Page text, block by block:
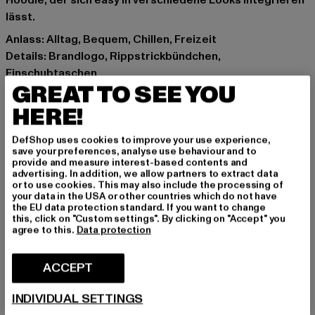
lässt.
Anlass: Alltag, Bequem, Chillen, Freizeit
Details: Brandlogo, Rippstrickbündchen,
Einschubtaschen
Schnitt: Normal
Marke: Favela
Kat.: Bekleidung
Farbe: rosa
Hersteller Farbe: pink
Materialzusammensetzung: 100% Baumwolle
Art.Nr: FAV-Q226-BPF-018-00185
Hersteller: AD Distribution GmbH |
CHRISTINENSTRASSE 19A | 40880 Rattingen | DE
GRÖSSE & PASSFORM
GREAT TO SEE YOU
HERE!
DefShop uses cookies to improve your use experience,
save your preferences, analyse use behaviour and to
provide and measure interest-based contents and
advertising. In addition, we allow partners to extract data
or to use cookies. This may also include the processing of
your data in the USA or other countries which do not have
the EU data protection standard. If you want to change
this, click on "Custom settings". By clicking on "Accept" you
agree to this. Data protection
ACCEPT
INDIVIDUAL SETTINGS